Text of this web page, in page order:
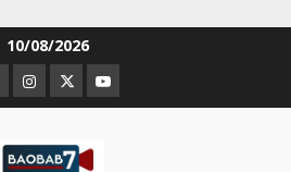
10/08/2026
Instagram
TwitterYoutube